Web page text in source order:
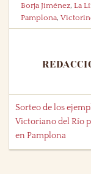
Borja Jiménez,La
Pamplona,
Sorteo de los
Victoriano del Río
en Pamplona